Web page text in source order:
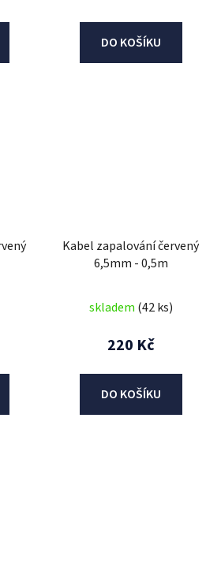
DO KOŠÍKU
Kabel zapalování červený
6,5mm - 0,5m
skladem (42 ks)
220 Kč
DO KOŠÍKU